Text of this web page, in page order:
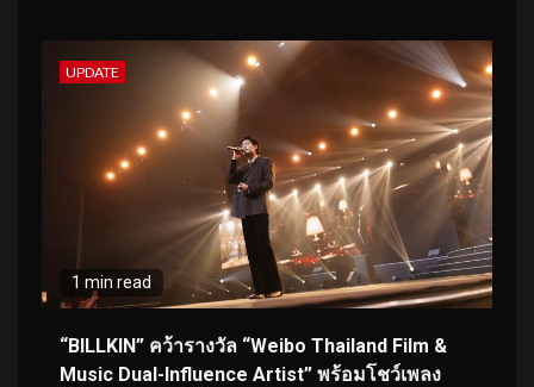
UPDATE
1 min read
“BILLKIN” คว้ารางวัล “Weibo Thailand Film &
Music Dual-Influence Artist” พร้อมโชว์เพลง